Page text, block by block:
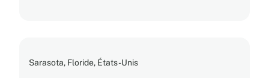
Sarasota, Floride, États-Unis